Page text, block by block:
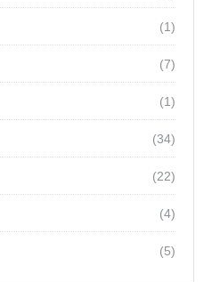
(1)
(7)
(1)
(34)
(22)
(4)
(5)